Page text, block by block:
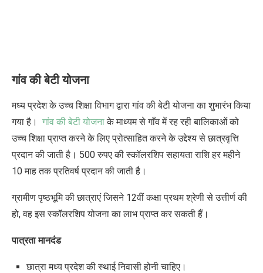
गांव की बेटी योजना
मध्य प्रदेश के उच्च शिक्षा विभाग द्वारा गांव की बेटी योजना का शुभारंभ किया
गया है। गांव की बेटी योजना के माध्यम से गाँव में रह रही बालिकाओं को
उच्च शिक्षा प्राप्त करने के लिए प्रोत्साहित करने के उद्देश्य से छात्रवृत्ति
प्रदान की जाती है। 500 रुपए की स्कॉलरशिप सहायता राशि हर महीने
10 माह तक प्रतिवर्ष प्रदान की जाती है।
ग्रामीण पृष्ठभूमिकी छात्राएं जिसने 12वीं कक्षा प्रथम श्रेणी से उत्तीर्ण की
हो, वह इस स्कॉलरशिप योजना का लाभ प्राप्त कर सकती हैं।
पात्रता मानदंड
छात्रा मध्य प्रदेश की स्थाई निवासी होनी चाहिए।